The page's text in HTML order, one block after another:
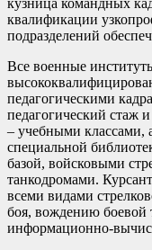
кузница командных
квалификации
подразделений
Все военные
педагогическими
педагогический стаж
– учебными классами,
специальной
базой, войсковыми
танкодромами.
всеми видами
боя, вождению боевой
информационно-